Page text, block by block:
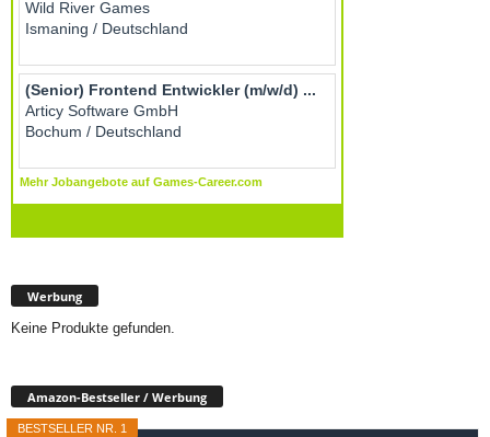
Werbung
Keine Produkte gefunden.
Amazon-Bestseller / Werbung
BESTSELLER NR. 1